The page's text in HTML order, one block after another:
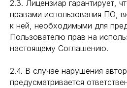
2.3. Лицензиар гарантирует,
правами использования ПО,
к ней, необходимыми для
Пользователю прав на
настоящему Соглашению.
2.4. В случае нарушения
предусматривается